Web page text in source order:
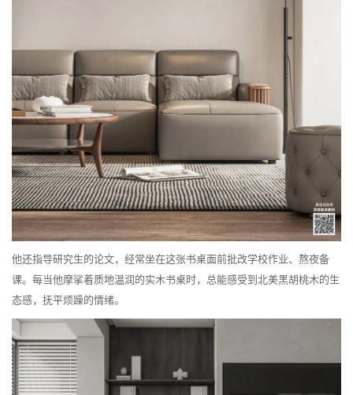
他还指导研究生的论文，经常坐在这张书桌面前批改学校作业、熬夜备
课。每当他摩挲着质地温润的实木书桌时，总能感受到北美黑胡桃木的生
态感，抚平烦躁的情绪。